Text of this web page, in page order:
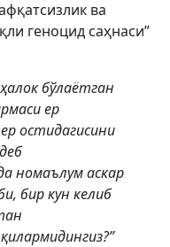
ва
геноцид саҳнаси”
бўлаётган
ер
остидагисини
номаълум аскар
бир кун келиб